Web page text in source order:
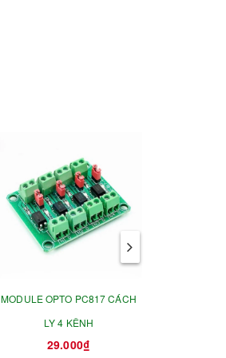
MODULE OPTO PC817 CÁCH
LY 4 KÊNH
29.000₫